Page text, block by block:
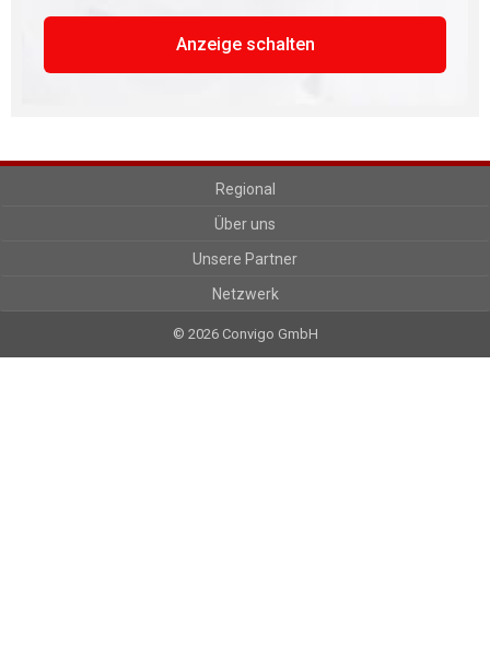
Anzeige schalten
Regional
Über uns
Unsere Partner
Netzwerk
© 2026 Convigo GmbH